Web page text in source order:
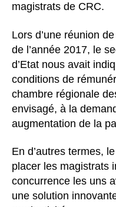
magistrats de CRC.
Lors d’une réunion
de l’année 2017, le
d’Etat nous avait
conditions de
chambre régionale
envisagé, à la
augmentation de la
En d’autres termes,
placer les magistrats
concurrence les uns
une solution